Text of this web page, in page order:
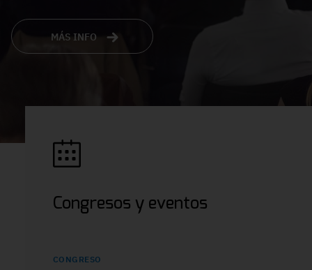
MÁS INFO
Congresos y eventos
CONGRESO